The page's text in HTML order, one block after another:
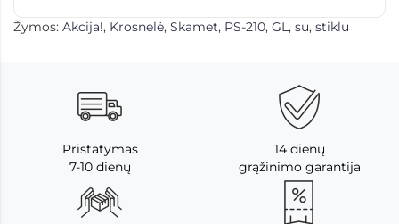
Žymos: Akcija!, Krosnelė, Skamet, PS-210, GL, su, stiklu
Pristatymas
7-10 dienų
14 dienų
grąžinimo garantija